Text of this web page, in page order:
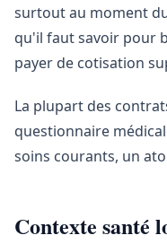
surtout au moment
qu'il faut savoir pour
payer de cotisation
La plupart des
questionnaire
soins courants, un
Contexte santé